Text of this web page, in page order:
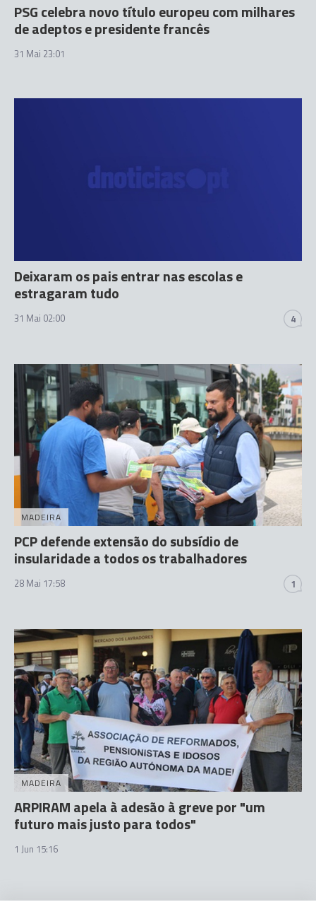
PSG celebra novo título europeu com milhares
de adeptos e presidente francês
31 Mai 23:01
Deixaram os pais entrar nas escolas e
estragaram tudo
31 Mai 02:00 4
MADEIRA
PCP defende extensão do subsídio de
insularidade a todos os trabalhadores
28 Mai 17:58 1
MADEIRA
ARPIRAM apela à adesão à greve por "um
futuro mais justo para todos"
1 Jun 15:16